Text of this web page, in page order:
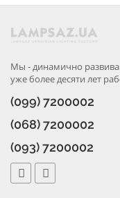
Мы - динамично
уже более десяти лет
(099) 7200002
(068) 7200002
(093) 7200002